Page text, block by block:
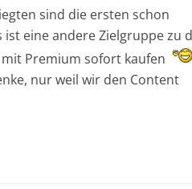
sind die ersten schon
ist eine andere Zielgruppe zu
Premium sofort kaufen
nur weil wir den Content